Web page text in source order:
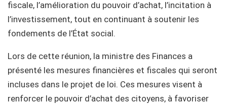
fiscale, l’amélioration du pouvoir d’achat, l’incitation à
l’investissement, tout en continuant à soutenir les
fondements de l’État social.
Lors de cette réunion, la ministre des Finances a
présenté les mesures financières et fiscales qui seront
incluses dans le projet de loi. Ces mesures visent à
renforcer le pouvoir d’achat des citoyens, à favoriser